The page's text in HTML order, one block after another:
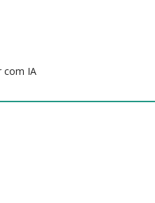
com IA